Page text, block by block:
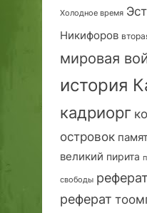
Холодное время
Никифоров
мировая
история
кадриорг
островок
великий пирита
свободы реферат
реферат